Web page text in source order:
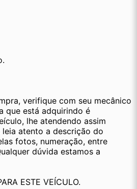
verifique com seu mecânico
que está adquirindo é
lhe atendendo assim
atento a descrição do
fotos, numeração, entre
dúvida estamos a
ESTE VEÍCULO.